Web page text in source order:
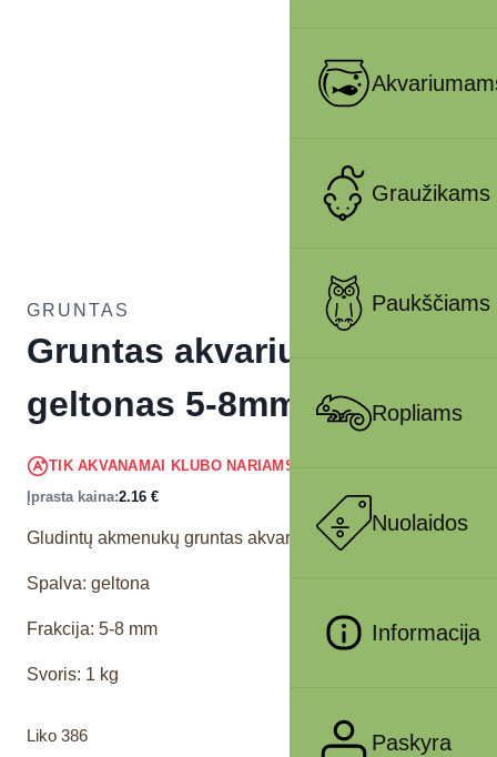
Graužikams
Paukščiams
Ropliams
Nuolaidos
Informacija
Paskyra
GRUNTAS
Gruntas akvariumui
geltonas 5-8mm 1kg
TIK AKVANAMAI KLUBO NARIAMS
Įprasta kaina:2.16 €
Gludintų akmenukų gruntas akvariumams
Spalva: geltona
Frakcija: 5-8 mm
Svoris: 1 kg
Liko 386